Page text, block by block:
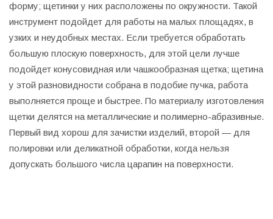
форму; щетинки у них расположены по окружности. Такой
инструмент подойдет для работы на малых площадях, в
узких и неудобных местах. Если требуется обработать
большую плоскую поверхность, для этой цели лучше
подойдет конусовидная или чашкообразная щетка; щетина
у этой разновидности собрана в подобие пучка, работа
выполняется проще и быстрее. По материалу изготовления
щетки делятся на металлические и полимерно-абразивные.
Первый вид хорош для зачистки изделий, второй — для
полировки или деликатной обработки, когда нельзя
допускать большого числа царапин на поверхности.